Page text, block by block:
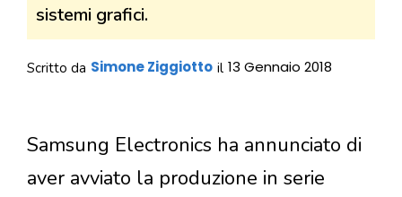
sistemi grafici.
Scritto da Simone Ziggiotto il 13 Gennaio 2018
Samsung Electronics ha annunciato di
aver avviato la produzione in serie